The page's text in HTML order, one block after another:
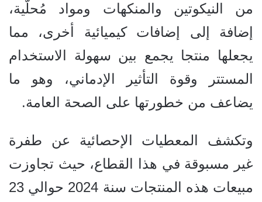
من النيكوتين والمنكهات ومواد مُحلّية،
إضافة إلى إضافات كيميائية أخرى، مما
يجعلها منتجا يجمع بين سهولة الاستخدام
المستتر وقوة التأثير الإدماني، وهو ما
يضاعف من خطورتها على الصحة العامة.
وتكشف المعطيات الإحصائية عن طفرة
غير مسبوقة في هذا القطاع، حيث تجاوزت
مبيعات هذه المنتجات سنة 2024 حوالي 23